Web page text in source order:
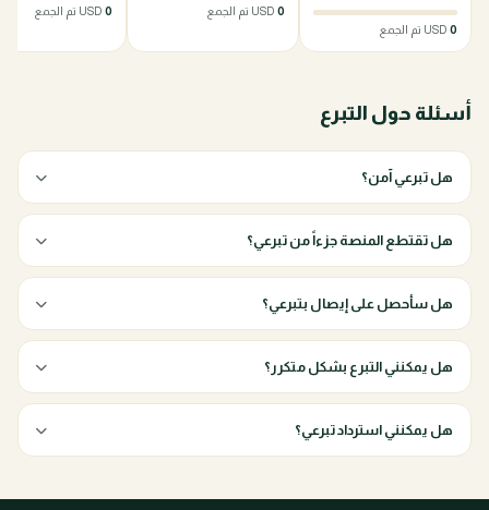
0
0
0
أسئلة حول التبرع
هل تبرعي آمن؟
هل تقتطع المنصة جزءاً من تبرعي؟
هل سأحصل على إيصال بتبرعي؟
هل يمكنني التبرع بشكل متكرر؟
هل يمكنني استرداد تبرعي؟